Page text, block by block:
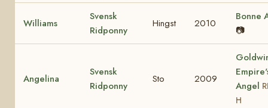
Williams
Svensk
Ridponny
Hingst 2010
Bonne
📷
Angelina
Svensk
Ridponny
Sto 2009
Angel
H